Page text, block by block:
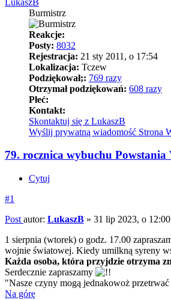
Burmistrz
Reakcje:
Posty: 8032
Rejestracja: 21 sty 2011, o 17:54
Lokalizacja: Tczew
Podziękował;: 769 razy
Otrzymał podziękowań: 608 razy
Płeć:
Kontakt:
Skontaktuj się z LukaszB
Wyślij prywatną wiadomość Strona
79. rocznica wybuchu Powstania
Cytuj
#1
Post autor: LukaszB » 31 lip 2023, o 12:00
1 sierpnia (wtorek) o godz. 17.00
wojnie światowej. Kiedy umilkną syreny
Każda osoba, która przyjdzie otrzyma
Serdecznie zapraszamy
"Nasze czyny mogą jednakowoż
Na górę